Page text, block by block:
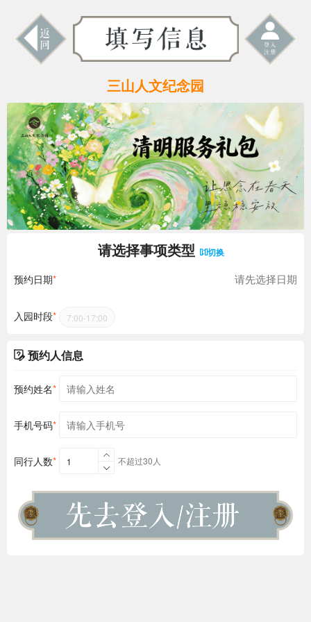
三山人文纪念园
请选择事项类型 切换
预约日期* 请先选择日期
入园时段* 7:00-17:00
预约人信息
预约姓名*
手机号码*
同行人数* 不超过30人